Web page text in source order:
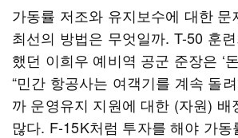
가동률 저조와 유지보수에 대한 문
최선의 방법은 무엇일까. T-50 훈
했던 이희우 예비역 공군 준장은 ‘
“민간 항공사는 여객기를 계속 돌
까 운영유지 지원에 대한 (자원) 배
많다. F-15K처럼 투자를 해야 가동